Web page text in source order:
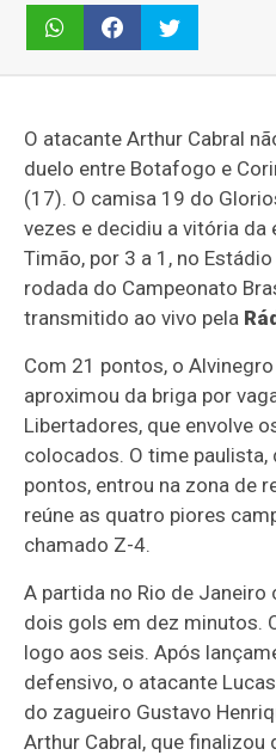
O atacante Arthur Cabral
duelo entre Botafogo e
(17). O camisa 19 do
vezes e decidiu a vitória da
Timão, por 3 a 1, no
rodada do Campeonato
transmitido ao vivo pela
Com 21 pontos, o
aproximou da briga por
Libertadores, que envolve
colocados. O time paulista,
pontos, entrou na zona de
reúne as quatro piores
chamado Z-4.
A partida no Rio de
dois gols em dez minutos.
logo aos seis. Após
defensivo, o atacante
do zagueiro Gustavo
Arthur Cabral, que finalizou